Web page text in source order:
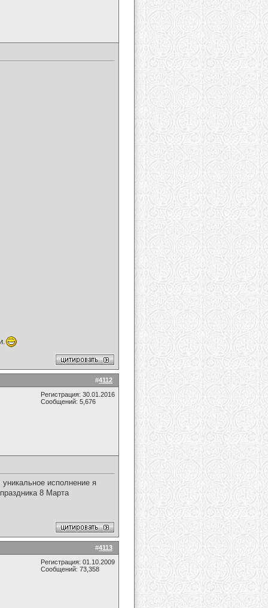
#4112
Регистрация: 30.01.2016
Сообщений: 5,676
исполнение я
8 Марта
#4113
Регистрация: 01.10.2009
Сообщений: 73,358